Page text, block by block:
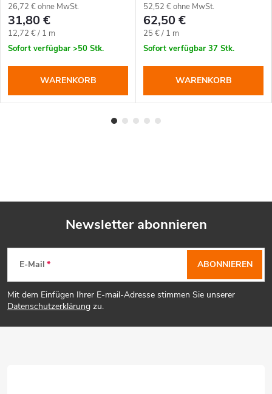
26,72 € ohne MwSt.
31,80 €
Verkaufspreis:
12,72 € / 1 m
Sofort verfügbar >50 Stk.
WARENKORB
52,52 € ohne MwSt.
62,50 €
Verkaufspreis:
25 € / 1 m
Sofort verfügbar 37 Stk.
WARENKORB
F
u
ß
Newsletter abonnieren
E-Mail
Mit dem Einfügen Ihrer E-mail-Adresse stimmen Sie unserer
Datenschutzerklärung zu.
ABONNIEREN